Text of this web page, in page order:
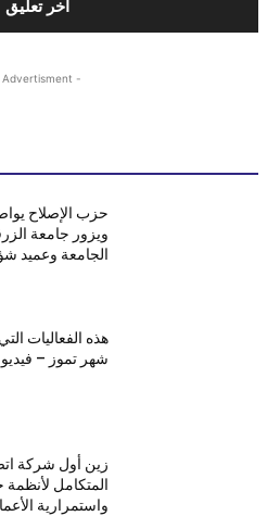
- Advertisment -
حزب الإصلاح
ويزور جامعة
الجامعة وعميد
هذه الفعاليات
شهر تموز – فيديو
زين أول شركة
المتكامل لأنظمة
واستمرارية